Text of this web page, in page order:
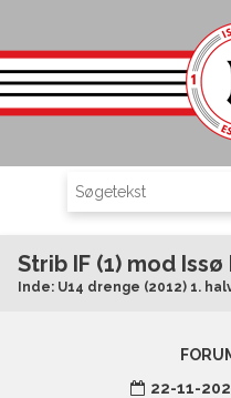
Strib IF (1) mod Issø
Inde: U14 drenge (2012) 1.
22-11-